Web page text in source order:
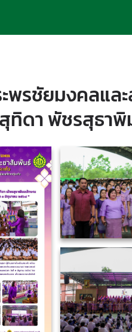
พรชัยมงคลแล
สุทิดา พัชรสุธ